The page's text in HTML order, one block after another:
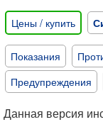
Цены / купить
Показания
Предупреждения
Данная версия